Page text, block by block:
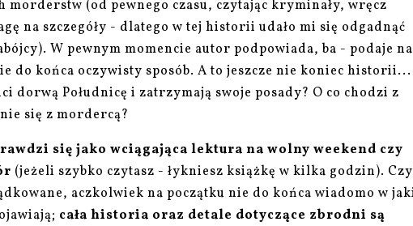
morderstw (od pewnego czasu, czytając kryminały, wręcz
na szczegóły - dlatego w tej historii udało mi się odgadnąć
W pewnym momencie autor podpowiada, ba - podaje na
do końca oczywisty sposób. A to jeszcze nie koniec historii...
dorwą Południcę i zatrzymają swoje posady? O co chodzi z
się z mordercą?
się jako wciągająca lektura na wolny weekend czy
(jeżeli szybko czytasz - łykniesz książkę w kilka godzin).
aczkolwiek na początku nie do końca wiadomo w
cała historia oraz detale dotyczące zbrodni są